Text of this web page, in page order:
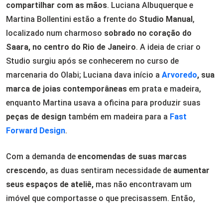
compartilhar com as mãos. Luciana Albuquerque e
Martina Bollentini estão a frente do Studio Manual ,
localizado num charmoso sobrado no coração do
Saara, no centro do Rio de Janeiro. A ideia de criar o
Studio surgiu após se conhecerem no curso de
marcenaria do Olabi; Luciana dava início a Arvoredo, sua
marca de joias contemporâneas em prata e madeira,
enquanto Martina usava a oficina para produzir suas
peças de design também em madeira para a Fast
Forward Design.
Com a demanda de encomendas de suas marcas
crescendo, as duas sentiram necessidade de aumentar
seus espaços de ateliê, mas não encontravam um
imóvel que comportasse o que precisassem. Então,